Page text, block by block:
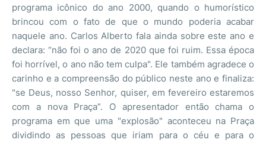
programa icônico do ano 2000, quando o humorístico
brincou com o fato de que o mundo poderia acabar
naquele ano. Carlos Alberto fala ainda sobre este ano e
declara: “não foi o ano de 2020 que foi ruim. Essa época
foi horrível, o ano não tem culpa". Ele também agradece o
carinho e a compreensão do público neste ano e finaliza:
"se Deus, nosso Senhor, quiser, em fevereiro estaremos
com a nova Praça”. O apresentador então chama o
programa em que uma "explosão" aconteceu na Praça
dividindo as pessoas que iriam para o céu e para o